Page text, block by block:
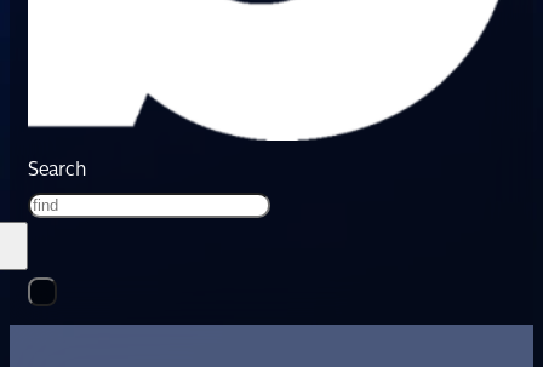
Search